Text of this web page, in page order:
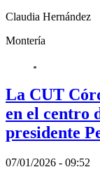
Claudia Hernández
Montería
La CUT
en el centro
presidente
07/01/2026 - 09:52